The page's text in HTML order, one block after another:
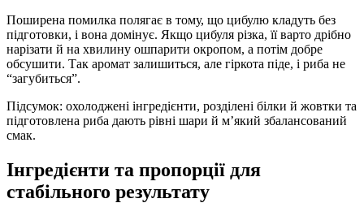
Поширена помилка полягає в тому, що цибулю кладуть без
підготовки, і вона домінує. Якщо цибуля різка, її варто дрібно
нарізати й на хвилину ошпарити окропом, а потім добре
обсушити. Так аромат залишиться, але гіркота піде, і риба не
“загубиться”.
Підсумок: охолоджені інгредієнти, розділені білки й жовтки та
підготовлена риба дають рівні шари й м’який збалансований
смак.
Інгредієнти та пропорції для
стабільного результату